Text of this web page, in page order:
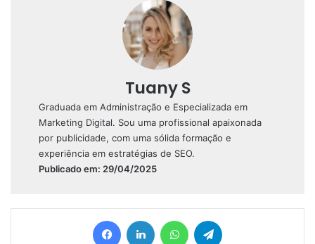
Tuany S
Graduada em Administração e Especializada em
Marketing Digital. Sou uma profissional apaixonada
por publicidade, com uma sólida formação e
experiência em estratégias de SEO.
Publicado em: 29/04/2025
FacebookLinkedin WhatsApp